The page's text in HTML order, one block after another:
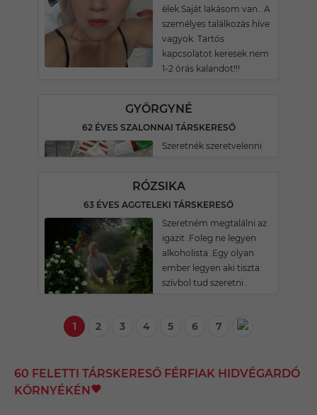
èlek.Saját lakásom van.. A
személyes találkozás híve
vagyok. Tartós
kapcsolatot keresek nem
1-2 órás kalandot!!!
GYÖRGYNÉ
62 ÉVES SZALONNAI TÁRSKERESŐ
Szeretnék szeretvelenni
RÓZSIKA
63 ÉVES AGGTELEKI TÁRSKERESŐ
Szeretném megtalálni az
igazit .Foleg ne legyen
alkoholista .Egy olyan
ember legyen aki tiszta
szívbol tud szeretni .
1 2 3 4 5 6 7
60 FELETTI TÁRSKERESŐ FÉRFIAK HIDVÉGARDÓ
KÖRNYÉKÉN